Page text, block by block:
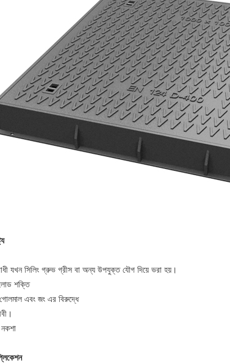
যখন সিলিং গ্রুভ গ্রীস বা অন্য উপযুক্ত যৌগ দিয়ে ভরা হয়।
শক্তি
এবং জং এর বিরুদ্ধে